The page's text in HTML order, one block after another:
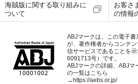
海賊版に関する取り組みに
ついて
お客さ
の情報
ABJマークは、この電子
が、著作権者からコンテ
信サービスであることを
6091713号）です。
ABJマークの詳細、ABJマ
の一覧はこちら
→https://aebs.or.jp/